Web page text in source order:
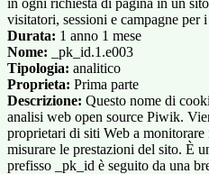
in ogni richiesta di pagina in un
visitatori, sessioni e campagne per
Durata: 1 anno 1 mese
Nome: _pk_id.1.e003
Tipologia: analitico
Proprieta: Prima parte
Descrizione: Questo nome di
analisi web open source Piwik.
proprietari di siti Web a
misurare le prestazioni del sito. È
prefisso _pk_id è seguito da una